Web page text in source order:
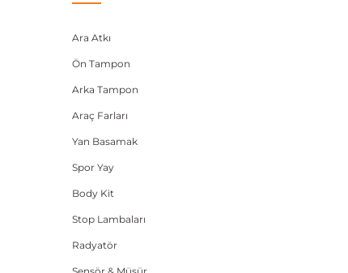
Ara Atkı
Ön Tampon
Arka Tampon
Araç Farları
Yan Basamak
Spor Yay
Body Kit
Stop Lambaları
Radyatör